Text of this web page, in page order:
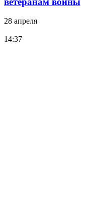
28 апреля
14:37